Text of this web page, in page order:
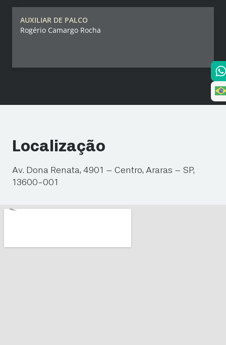
AUXILIAR DE PALCO
Rogério Camargo Rocha
Localização
Av. Dona Renata, 4901 – Centro, Araras – SP,
13600-001